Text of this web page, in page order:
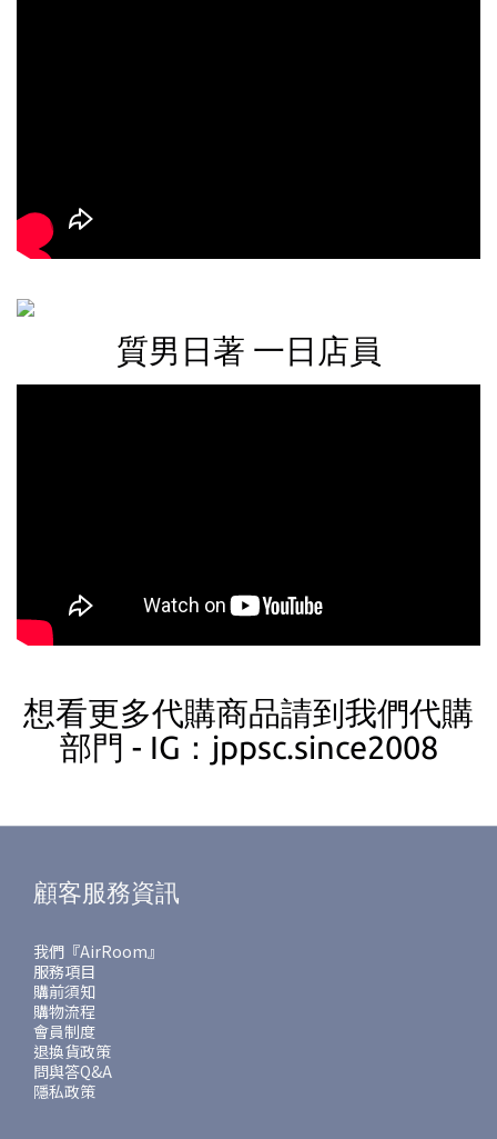
質男日著 一日店員
想看更多代購商品請到我們代購
部門 - IG：jppsc.since2008
顧客服務資訊
我們『AirRoom』
服務項目
購前須知
購物流程
會員制度
退換貨政策
問與答Q&A
隱私政策